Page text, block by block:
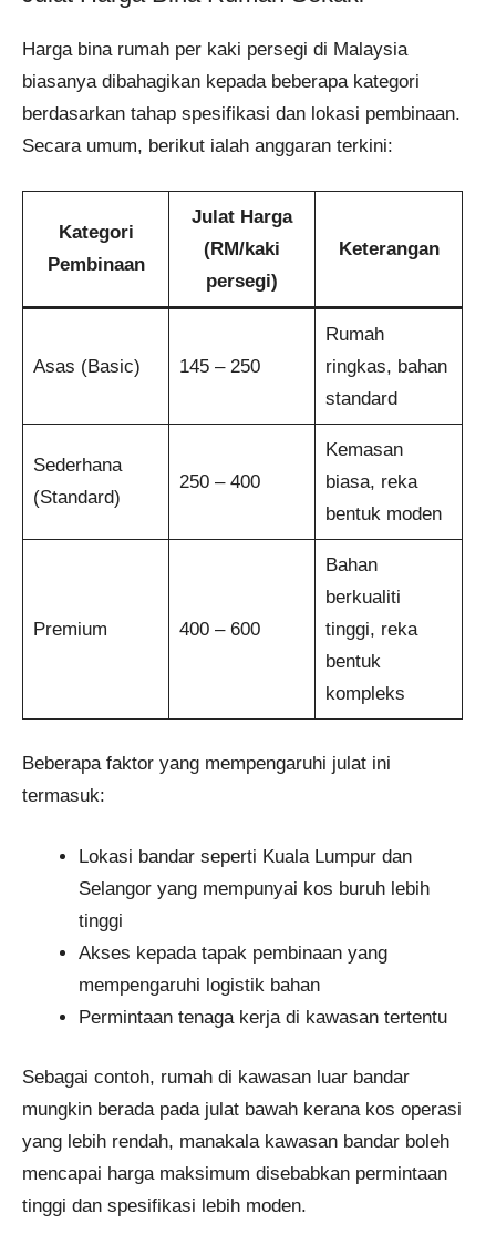
Harga bina rumah per kaki persegi di Malaysia
biasanya dibahagikan kepada beberapa kategori
berdasarkan tahap spesifikasi dan lokasi pembinaan.
Secara umum, berikut ialah anggaran terkini:
Kategori
Pembinaan
Julat Harga
(RM/kaki
persegi)
Keterangan
Asas (Basic) 145 – 250
Rumah
ringkas, bahan
standard
Sederhana
(Standard)
250 – 400
Kemasan
biasa, reka
bentuk moden
Premium 400 – 600
Bahan
berkualiti
tinggi, reka
bentuk
kompleks
Beberapa faktor yang mempengaruhi julat ini
termasuk:
Lokasi bandar seperti Kuala Lumpur dan
Selangor yang mempunyai kos buruh lebih
tinggi
Akses kepada tapak pembinaan yang
mempengaruhi logistik bahan
Permintaan tenaga kerja di kawasan tertentu
Sebagai contoh, rumah di kawasan luar bandar
mungkin berada pada julat bawah kerana kos operasi
yang lebih rendah, manakala kawasan bandar boleh
mencapai harga maksimum disebabkan permintaan
tinggi dan spesifikasi lebih moden.